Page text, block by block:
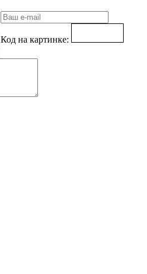
Код на картинке: